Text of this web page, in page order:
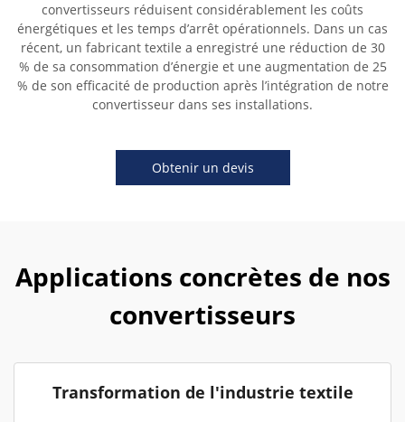
convertisseurs réduisent considérablement les coûts
énergétiques et les temps d’arrêt opérationnels. Dans un cas
récent, un fabricant textile a enregistré une réduction de 30
% de sa consommation d’énergie et une augmentation de 25
% de son efficacité de production après l’intégration de notre
convertisseur dans ses installations.
Obtenir un devis
Applications concrètes de nos
convertisseurs
Transformation de l'industrie textile